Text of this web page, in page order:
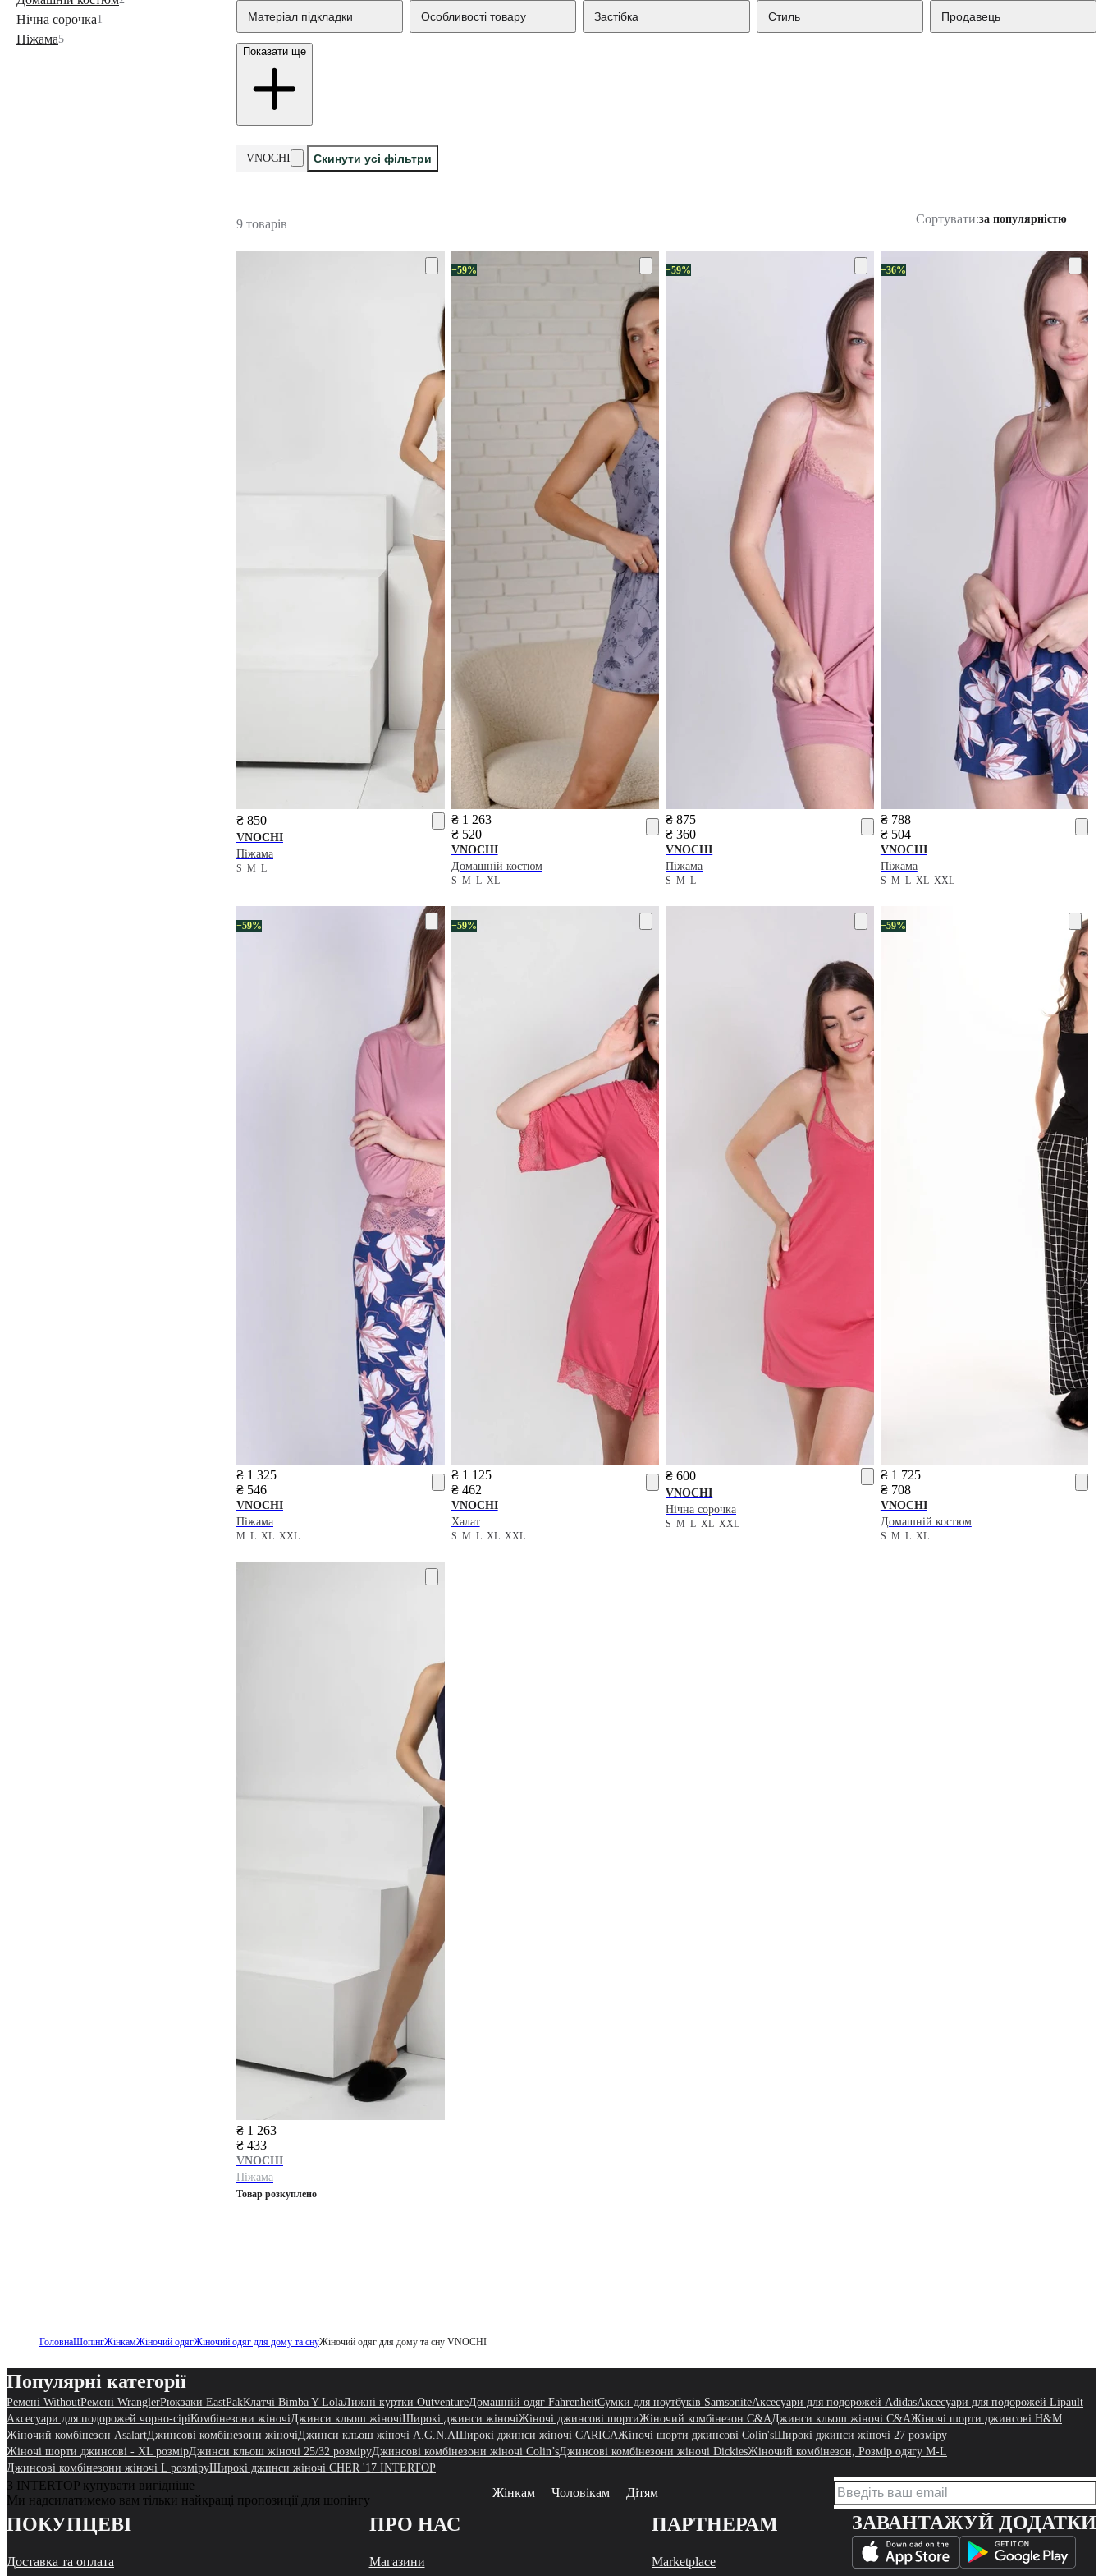
Нічна сорочка1
Піжама5
Матеріал підкладки Особливості товару Застібка Стиль Продавець
Показати ще
VNOCHI Скинути усі фільтри
9 товарів Сортувати:за популярністю
₴ 850
VNOCHI
Піжама
S M L
−59%
₴ 1 263
₴ 520
VNOCHI
Домашній костюм
S M L XL
−59%
₴ 875
₴ 360
VNOCHI
Піжама
SML
−36%
₴ 788
₴ 504
VNOCHI
Піжама
S M L XL XXL
−59%
₴ 1 325
₴ 546
VNOCHI
Піжама
M L XL XXL
−59%
₴ 1 125
₴ 462
VNOCHI
Халат
S M L XL XXL
₴ 600
VNOCHI
Нічна сорочка
SMLXLXXL
−59%
₴ 1 725
₴ 708
VNOCHI
Домашній костюм
S M L XL
₴ 1 263
₴ 433
VNOCHI
Піжама
Товар розкуплено
ГоловнаШопінгЖінкамЖіночий одягЖіночий одяг для дому та снуЖіночий одяг для дому та сну VNOCHI
Популярні категорії
Ремені WithoutРемені WranglerРюкзаки EastPakКлатчі Bimba Y LolaЛижні куртки OutventureДомашній одяг FahrenheitСумки для ноутбуків SamsoniteАксесуари для подорожей AdidasАксесуари для подорожей Lipault
Аксесуари для подорожей чорно-сіріКомбінезони жіночіДжинси кльош жіночіШирокі джинси жіночіЖіночі джинсові шортиЖіночий комбінезон C&AДжинси кльош жіночі C&AЖіночі шорти джинсові H&M
Жіночий комбінезон AsalartДжинсові комбінезони жіночіДжинси кльош жіночі A.G.N.AШирокі джинси жіночі CARICAЖіночі шорти джинсові Colin'sШирокі джинси жіночі 27 розміру
Жіночі шорти джинсові - XL розмірДжинси кльош жіночі 25/32 розміруДжинсові комбінезони жіночі Colin’sДжинсові комбінезони жіночі DickiesЖіночий комбінезон, Розмір одягу M-L
Джинсові комбінезони жіночі L розміруШирокі джинси жіночі CHER '17 INTERTOP
З INTERTOP купувати вигідніше
Ми надсилатимемо вам тільки найкращі пропозиції для шопінгу
Жінкам Чоловікам Дітям
ПОКУПЦЕВІ
Доставка та оплата
ПРО НАС
Магазини
ПАРТНЕРАМ
Marketplace
ЗАВАНТАЖУЙ ДОДАТКИ